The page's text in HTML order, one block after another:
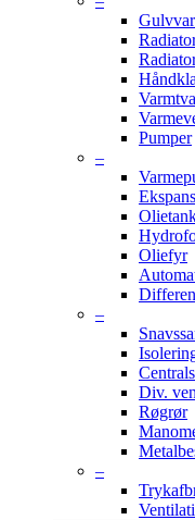
Pumper
–
Oliefyr
–
Div.
Røgrør
–